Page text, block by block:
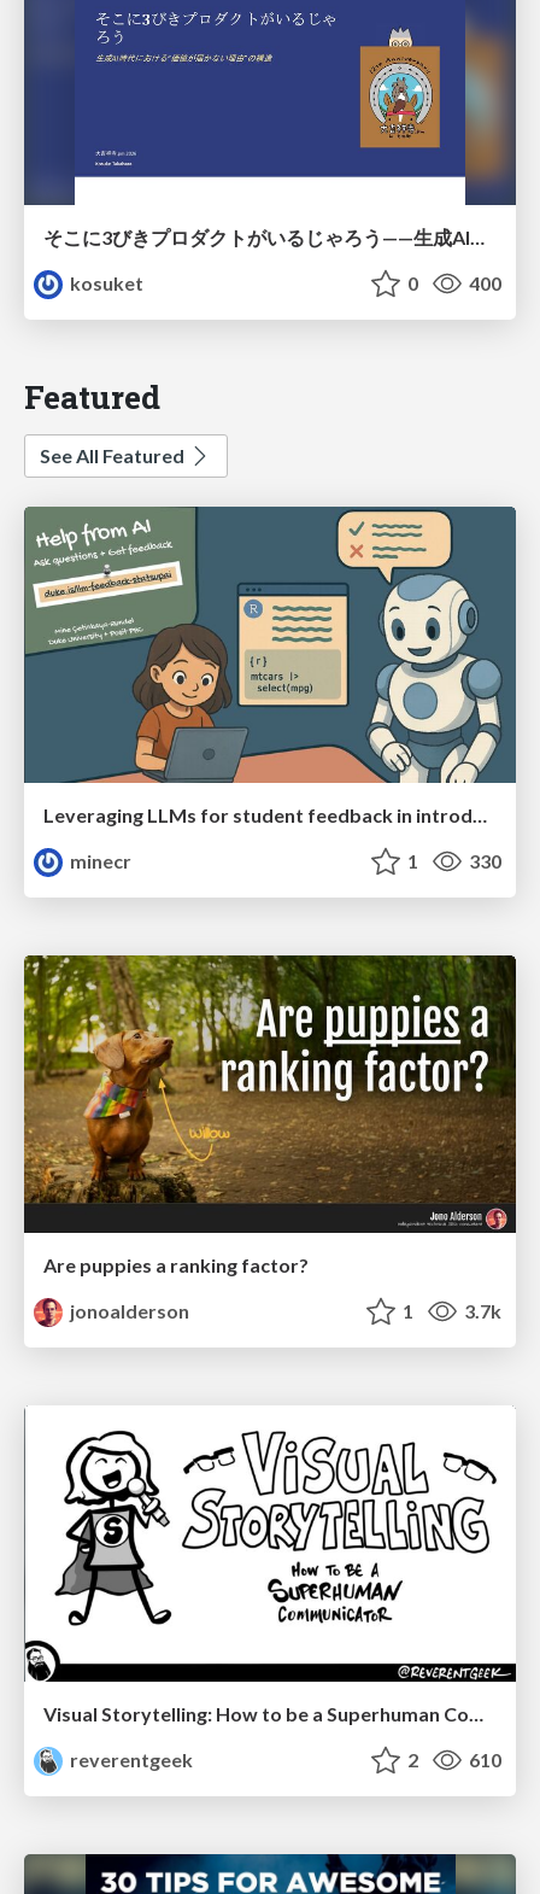
そこに3びきプロダクトがいるじゃろう——生成AI時代における“価値が届かない理由”の構造
kosuket
0 400
Featured
See All Featured
Leveraging LLMs for student feedback in introductory data science courses - posit::conf(2025)
minecr
1 330
Are puppies a ranking factor?
jonoalderson
1 3.7k
Visual Storytelling: How to be a Superhuman Communicator
reverentgeek
2 610